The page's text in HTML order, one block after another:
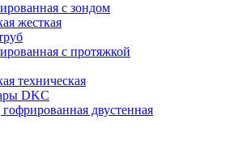
с зондом
жесткая
с протяжкой
техническая
DKC
двустенная